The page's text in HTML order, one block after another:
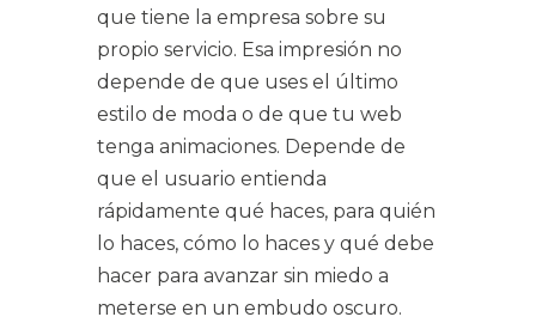
que tiene la empresa sobre su
propio servicio. Esa impresión no
depende de que uses el último
estilo de moda o de que tu web
tenga animaciones. Depende de
que el usuario entienda
rápidamente qué haces, para quién
lo haces, cómo lo haces y qué debe
hacer para avanzar sin miedo a
meterse en un embudo oscuro.